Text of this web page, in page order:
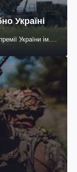
Україні
України ім.